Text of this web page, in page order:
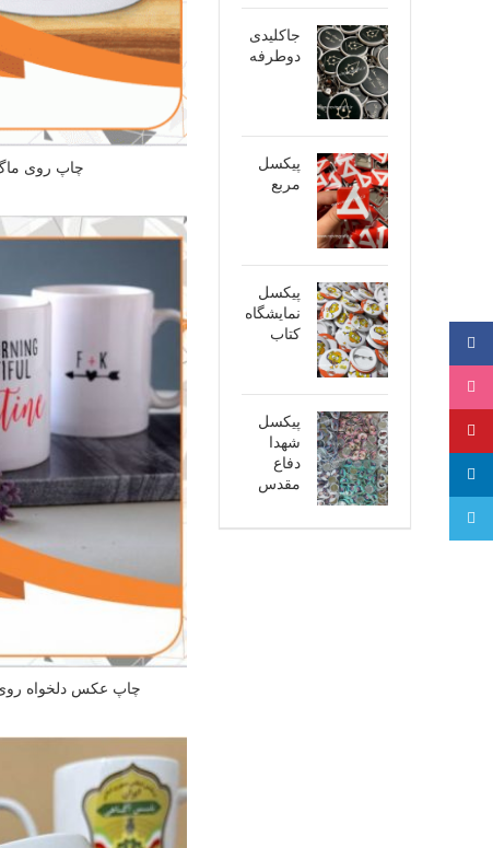
چاپ روی
چاپ عکس دلخواه روی
جاکلیدی
دوطرفه
پیکسل
مربع
پیکسل
نمایشگاه
کتاب
پیکسل
شهدا
دفاع
مقدس
فیسبوک
اینستاگرام
پینترست
لینکدین
تلگرام